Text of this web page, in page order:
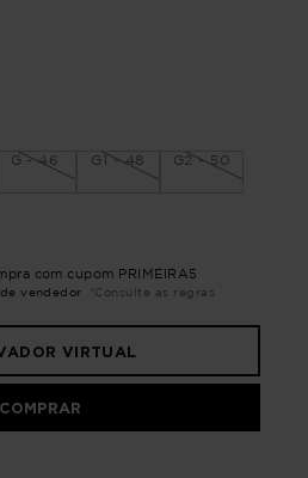
G - 46 G1 - 48 G2 - 50
com cupom PRIMEIRA5
vendedor *Consulte as regras
VIRTUAL
COMPRAR